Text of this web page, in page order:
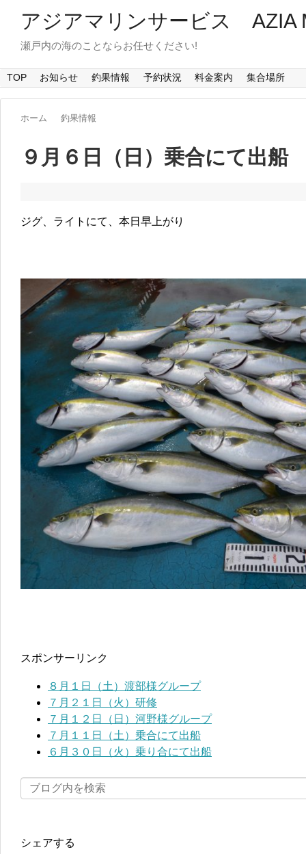
アジアマリンサービス AZIA
瀬戸内の海のことならお任せください!
TOP お知らせ 釣果情報 予約状況 料金案内 集合場所
ホーム 釣果情報
９月６日（日）乗合にて出船
ジグ、ライトにて、本日早上がり
スポンサーリンク
８月１日（土）渡部様グループ
７月２１日（火）研修
７月１２日（日）河野様グループ
７月１１日（土）乗合にて出船
６月３０日（火）乗り合にて出船
シェアする